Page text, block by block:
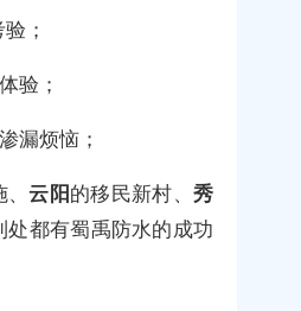
；
验；
漏烦恼；
、云阳的移民新村、 秀
都有蜀禹防水的成功